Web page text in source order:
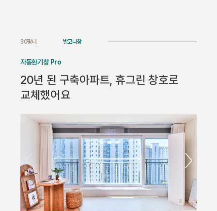
30평대 발코니창
자동환기창 Pro
20년 된 구축아파트, 휴그린 창호로
교체했어요